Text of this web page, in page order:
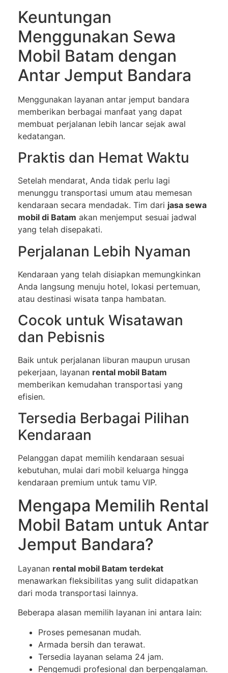
Keuntungan
Menggunakan Sewa
Mobil Batam dengan
Antar Jemput Bandara
Menggunakan layanan antar jemput bandara
memberikan berbagai manfaat yang dapat
membuat perjalanan lebih lancar sejak awal
kedatangan.
Praktis dan Hemat Waktu
Setelah mendarat, Anda tidak perlu lagi
menunggu transportasi umum atau memesan
kendaraan secara mendadak. Tim dari jasa sewa
mobil di Batam akan menjemput sesuai jadwal
yang telah disepakati.
Perjalanan Lebih Nyaman
Kendaraan yang telah disiapkan memungkinkan
Anda langsung menuju hotel, lokasi pertemuan,
atau destinasi wisata tanpa hambatan.
Cocok untuk Wisatawan
dan Pebisnis
Baik untuk perjalanan liburan maupun urusan
pekerjaan, layanan rental mobil Batam
memberikan kemudahan transportasi yang
efisien.
Tersedia Berbagai Pilihan
Kendaraan
Pelanggan dapat memilih kendaraan sesuai
kebutuhan, mulai dari mobil keluarga hingga
kendaraan premium untuk tamu VIP.
Mengapa Memilih Rental
Mobil Batam untuk Antar
Jemput Bandara?
Layanan rental mobil Batam terdekat
menawarkan fleksibilitas yang sulit didapatkan
dari moda transportasi lainnya.
Beberapa alasan memilih layanan ini antara lain:
Proses pemesanan mudah.
Armada bersih dan terawat.
Tersedia layanan selama 24 jam.
Pengemudi profesional dan berpengalaman.